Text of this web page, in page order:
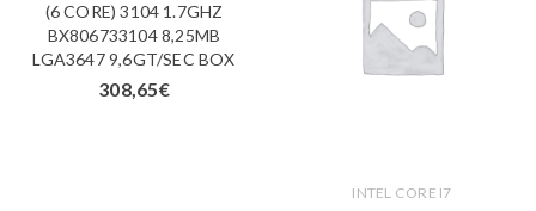
(6 CORE) 3104 1.7GHZ
BX806733104 8,25MB
LGA3647 9,6GT/SEC BOX
308,65€
INTEL CORE I7